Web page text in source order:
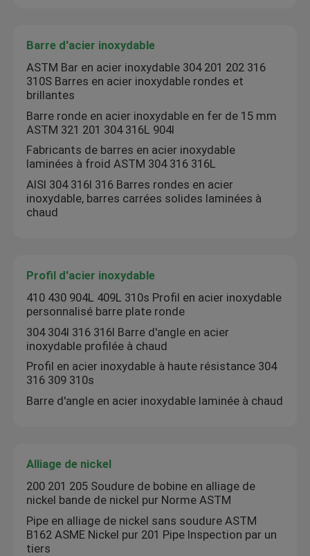
Barre d'acier inoxydable
ASTM Bar en acier inoxydable 304 201 202 316
310S Barres en acier inoxydable rondes et
brillantes
Barre ronde en acier inoxydable en fer de 15 mm
ASTM 321 201 304 316L 904l
Fabricants de barres en acier inoxydable
laminées à froid ASTM 304 316 316L
AISI 304 316l 316 Barres rondes en acier
inoxydable, barres carrées solides laminées à
chaud
Profil d'acier inoxydable
410 430 904L 409L 310s Profil en acier inoxydable
personnalisé barre plate ronde
304 304l 316 316l Barre d'angle en acier
inoxydable profilée à chaud
Profil en acier inoxydable à haute résistance 304
316 309 310s
Barre d'angle en acier inoxydable laminée à chaud
Alliage de nickel
200 201 205 Soudure de bobine en alliage de
nickel bande de nickel pur Norme ASTM
Pipe en alliage de nickel sans soudure ASTM
B162 ASME Nickel pur 201 Pipe Inspection par un
tiers